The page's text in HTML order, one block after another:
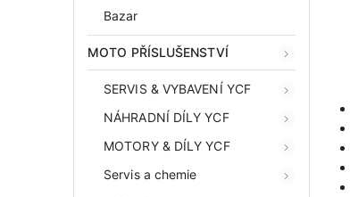
Bazar
MOTO PŘÍSLUŠENSTVÍ
SERVIS & VYBAVENÍ YCF
NÁHRADNÍ DÍLY YCF
MOTORY & DÍLY YCF
Servis a chemie